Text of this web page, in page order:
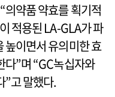
의약품 약효를 획기적
적용된 LA-GLA가 파
높이면서 유의미한 효
다”며 “GC녹십자와
”고 말했다.